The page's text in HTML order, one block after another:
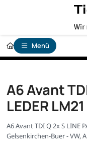
Menü
A6 Avant
LEDER
A6 Avant TDI Q 2x S LINE
Gelsenkirchen-Buer - VW,